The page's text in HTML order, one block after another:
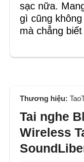
sạc nữa.
gì cũng
mà chẳng
Thương hiệu:
Tai nghe
Wireless